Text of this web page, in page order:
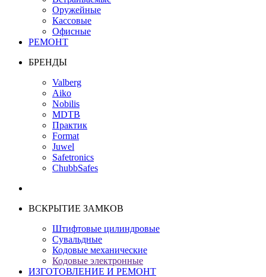
Оружейные
Кассовые
Офисные
РЕМОНТ
БРЕНДЫ
Valberg
Aiko
Nobilis
MDTB
Практик
Format
Juwel
Safetronics
ChubbSafes
ВСКРЫТИЕ ЗАМКОВ
Штифтовые цилиндровые
Сувальдные
Кодовые механические
Кодовые электронные
ИЗГОТОВЛЕНИЕ И РЕМОНТ